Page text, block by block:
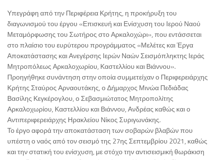
Υπεγράφη από την Περιφέρεια Κρήτης, η προκήρυξη του
διαγωνισμού του έργου «Επισκευή και Ενίσχυση του Ιερού Ναού
Μεταμόρφωσης του Σωτήρος στο Αρκαλοχώρι», που εντάσσεται
στο πλαίσιο του ευρύτερου προγράμματος «Μελέτες και Έργα
Αποκατάστασης και Ανεγέρσης Ιερών Ναών Σεισμόπληκτης Ιεράς
Μητροπόλεως Αρκαλοχωρίου, Καστελλίου και Βιάννου».
Προηγήθηκε συνάντηση στην οποία συμμετείχαν ο Περιφερειάρχης
Κρήτης Σταύρος Αρναουτάκης, ο Δήμαρχος Μινώα Πεδιάδας
Βασίλης Κεγκέρογλου, ο Σεβασμιώτατος Μητροπολίτης
Αρκαλοχωρίου, Καστελλίου και Βιάννου, Ανδρέας καθώς και ο
Αντιπεριφερειάρχης Ηρακλείου Νίκος Συριγωνάκης.
Το έργο αφορά την αποκατάσταση των σοβαρών βλαβών που
υπέστη ο ναός από τον σεισμό της 27ης Σεπτεμβρίου 2021, καθώς
και την στατική του ενίσχυση, με στόχο την αντισεισμική θωράκιση